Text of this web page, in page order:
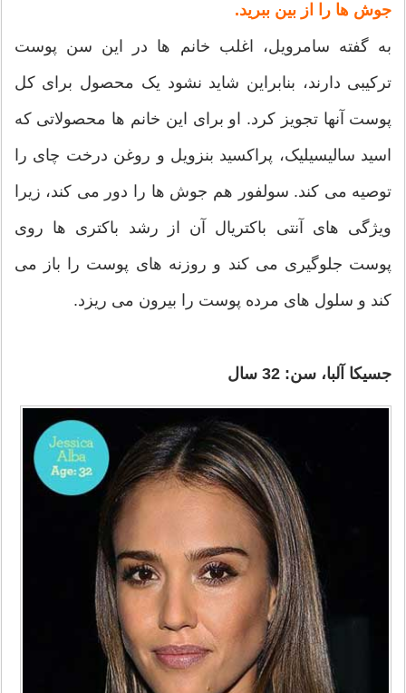
جوش ها را از بین ببرید.
به گفته سامرویل، اغلب خانم ها در این سن پوست
ترکیبی دارند، بنابراین شاید نشود یک محصول برای کل
پوست آنها تجویز کرد. او برای این خانم ها محصولاتی که
اسید سالیسیلیک، پراکسید بنزویل و روغن درخت چای را
توصیه می کند. سولفور هم جوش ها را دور می کند، زیرا
ویژگی های آنتی باکتریال آن از رشد باکتری ها روی
پوست جلوگیری می کند و روزنه های پوست را باز می
کند و سلول های مرده پوست را بیرون می ریزد.
جسیکا آلبا، سن: 32 سال